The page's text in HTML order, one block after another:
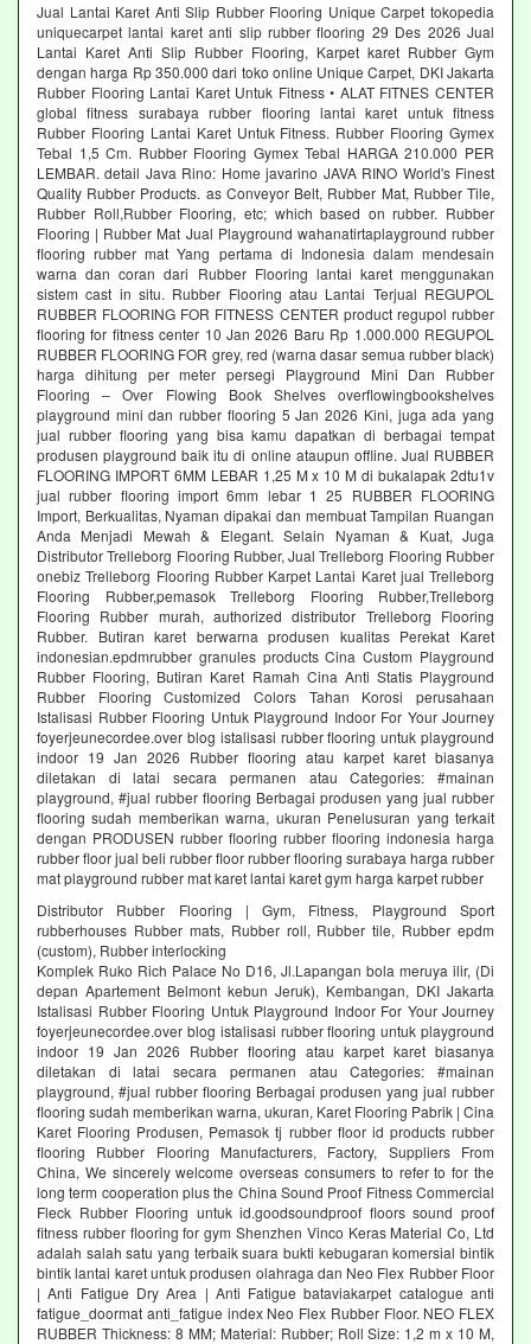
Jual Lantai Karet Anti Slip Rubber Flooring Unique Carpet tokopedia
uniquecarpet lantai karet anti slip rubber flooring 29 Des 2026 Jual
Lantai Karet Anti Slip Rubber Flooring, Karpet karet Rubber Gym
dengan harga Rp 350.000 dari toko online Unique Carpet, DKI Jakarta
Rubber Flooring Lantai Karet Untuk Fitness • ALAT FITNES CENTER
global fitness surabaya rubber flooring lantai karet untuk fitness
Rubber Flooring Lantai Karet Untuk Fitness. Rubber Flooring Gymex
Tebal 1,5 Cm. Rubber Flooring Gymex Tebal HARGA 210.000 PER
LEMBAR. detail Java Rino: Home javarino JAVA RINO World's Finest
Quality Rubber Products. as Conveyor Belt, Rubber Mat, Rubber Tile,
Rubber Roll,Rubber Flooring, etc; which based on rubber. Rubber
Flooring | Rubber Mat Jual Playground wahanatirtaplayground rubber
flooring rubber mat Yang pertama di Indonesia dalam mendesain
warna dan coran dari Rubber Flooring lantai karet menggunakan
sistem cast in situ. Rubber Flooring atau Lantai Terjual REGUPOL
RUBBER FLOORING FOR FITNESS CENTER product regupol rubber
flooring for fitness center 10 Jan 2026 Baru Rp 1.000.000 REGUPOL
RUBBER FLOORING FOR grey, red (warna dasar semua rubber black)
harga dihitung per meter persegi Playground Mini Dan Rubber
Flooring – Over Flowing Book Shelves overflowingbookshelves
playground mini dan rubber flooring 5 Jan 2026 Kini, juga ada yang
jual rubber flooring yang bisa kamu dapatkan di berbagai tempat
produsen playground baik itu di online ataupun offline. Jual RUBBER
FLOORING IMPORT 6MM LEBAR 1,25 M x 10 M di bukalapak 2dtu1v
jual rubber flooring import 6mm lebar 1 25 RUBBER FLOORING
Import, Berkualitas, Nyaman dipakai dan membuat Tampilan Ruangan
Anda Menjadi Mewah & Elegant. Selain Nyaman & Kuat, Juga
Distributor Trelleborg Flooring Rubber, Jual Trelleborg Flooring Rubber
onebiz Trelleborg Flooring Rubber Karpet Lantai Karet jual Trelleborg
Flooring Rubber,pemasok Trelleborg Flooring Rubber,Trelleborg
Flooring Rubber murah, authorized distributor Trelleborg Flooring
Rubber. Butiran karet berwarna produsen kualitas Perekat Karet
indonesian.epdmrubber granules products Cina Custom Playground
Rubber Flooring, Butiran Karet Ramah Cina Anti Statis Playground
Rubber Flooring Customized Colors Tahan Korosi perusahaan
Istalisasi Rubber Flooring Untuk Playground Indoor For Your Journey
foyerjeunecordee.over blog istalisasi rubber flooring untuk playground
indoor 19 Jan 2026 Rubber flooring atau karpet karet biasanya
diletakan di latai secara permanen atau Categories: #mainan
playground, #jual rubber flooring Berbagai produsen yang jual rubber
flooring sudah memberikan warna, ukuran Penelusuran yang terkait
dengan PRODUSEN rubber flooring rubber flooring indonesia harga
rubber floor jual beli rubber floor rubber flooring surabaya harga rubber
mat playground rubber mat karet lantai karet gym harga karpet rubber
Distributor Rubber Flooring | Gym, Fitness, Playground Sport
rubberhouses Rubber mats, Rubber roll, Rubber tile, Rubber epdm
(custom), Rubber interlocking
Komplek Ruko Rich Palace No D16, Jl.Lapangan bola meruya ilir, (Di
depan Apartement Belmont kebun Jeruk), Kembangan, DKI Jakarta
Istalisasi Rubber Flooring Untuk Playground Indoor For Your Journey
foyerjeunecordee.over blog istalisasi rubber flooring untuk playground
indoor 19 Jan 2026 Rubber flooring atau karpet karet biasanya
diletakan di latai secara permanen atau Categories: #mainan
playground, #jual rubber flooring Berbagai produsen yang jual rubber
flooring sudah memberikan warna, ukuran, Karet Flooring Pabrik | Cina
Karet Flooring Produsen, Pemasok tj rubber floor id products rubber
flooring Rubber Flooring Manufacturers, Factory, Suppliers From
China, We sincerely welcome overseas consumers to refer to for the
long term cooperation plus the China Sound Proof Fitness Commercial
Fleck Rubber Flooring untuk id.goodsoundproof floors sound proof
fitness rubber flooring for gym Shenzhen Vinco Keras Material Co, Ltd
adalah salah satu yang terbaik suara bukti kebugaran komersial bintik
bintik lantai karet untuk produsen olahraga dan Neo Flex Rubber Floor
| Anti Fatigue Dry Area | Anti Fatigue bataviakarpet catalogue anti
fatigue_doormat anti_fatigue index Neo Flex Rubber Floor. NEO FLEX
RUBBER Thickness: 8 MM; Material: Rubber; Roll Size: 1,2 m x 10 M,